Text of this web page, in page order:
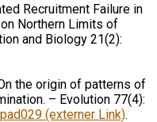
Recruitment Failure in
Northern Limits of
and Biology 21(2):
the origin of patterns of
– Evolution 77(4):
(externer Link).